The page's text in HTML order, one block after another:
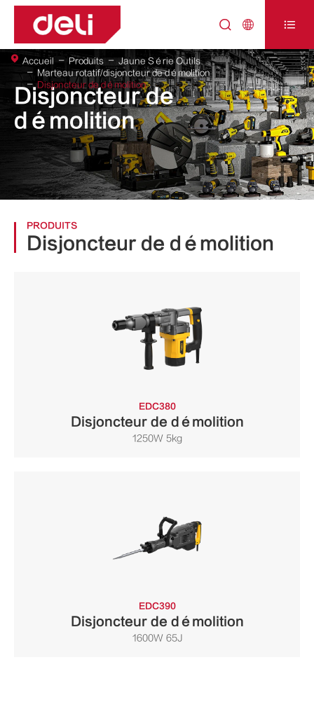
  
Disjoncteur de
démolition
Accueil Produits
Jaune Série Outils
Marteau rotatif/disjoncteur de démolition
Disjoncteur de démolition
PRODUITS
Disjoncteur de démolition
EDC380
Disjoncteur de démolition
1250W 5kg
EDC390
Disjoncteur de démolition
1600W 65J